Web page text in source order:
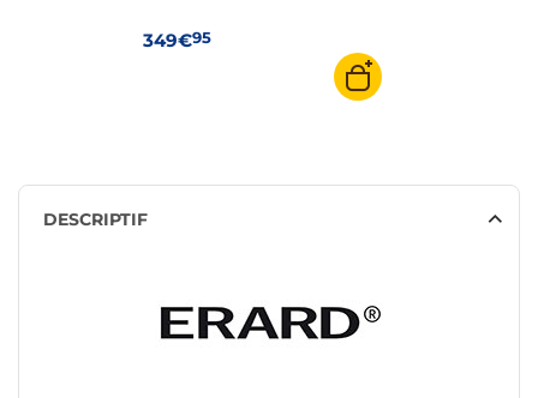
349€95
DESCRIPTIF